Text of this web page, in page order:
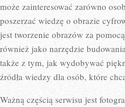
może zainteresować zarówno
poszerzać wiedzę o obrazie
jest tworzenie obrazów za
również jako narzędzie
także z tym, jak wydobywać
źródła wiedzy dla osób, które
Ważną częścią serwisu jest